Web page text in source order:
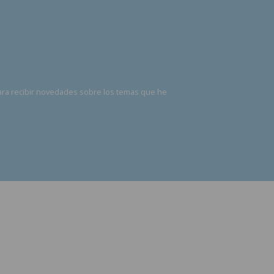
recibir novedades sobre los temas que he